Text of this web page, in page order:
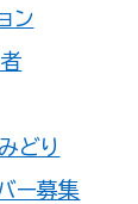
ン
どり
ー募集